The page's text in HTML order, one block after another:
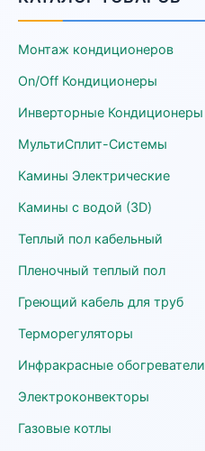
Монтаж кондиционеров
On/Off Кондиционеры
Инверторные Кондиционеры
МультиСплит-Системы
Камины Электрические
Камины с водой (3D)
Теплый пол кабельный
Пленочный теплый пол
Греющий кабель для труб
Терморегуляторы
Инфракрасные обогреватели
Электроконвекторы
Газовые котлы